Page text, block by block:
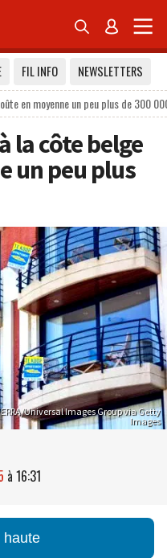
 
FIL INFO
NEWSLETTERS
en moyenne un peu plus de 300
la côte belge
un peu plus
Universal Images Group via Getty
Images
à 16:31
haute